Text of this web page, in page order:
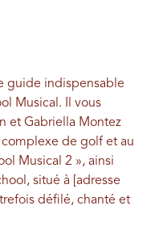
guide indispensable
Musical. Il vous
et Gabriella Montez
de golf et au
Musical 2 », ainsi
situé à [adresse
défilé, chanté et